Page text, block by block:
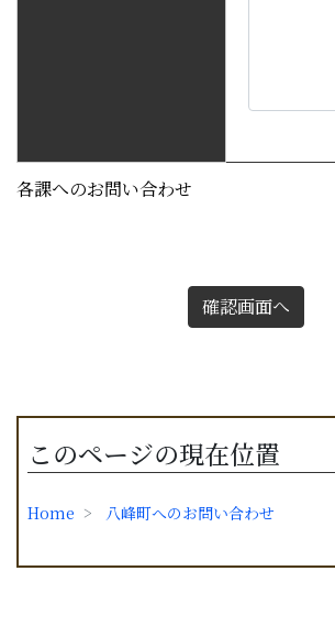
各課へのお問い合わせ
確認画面へ
このページの現在位置
Home 八峰町へのお問い合わせ